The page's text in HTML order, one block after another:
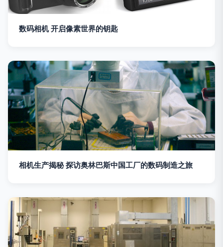
数码相机 开启像素世界的钥匙
相机生产揭秘 探访奥林巴斯中国工厂的数码制造之旅